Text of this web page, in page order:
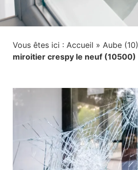
Vous êtes ici : Accueil » Aube (10)
miroitier crespy le neuf (10500)